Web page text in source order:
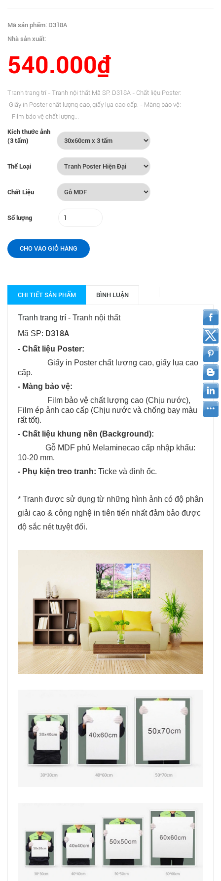
Mã sản phẩm: D318A
Nhà sản xuất:
540.000₫
Tranh trang trí - Tranh nội thất Mã SP: D318A - Chất liệu Poster:
Giấy in Poster chất lượng cao, giấy lụa cao cấp. - Màng bảo vệ:
Film bảo vệ chất lượng...
Kích thước ảnh
(3 tấm)
Thể Loại
Chất Liệu
Số lượng
CHO VÀO GIỎ HÀNG
CHI TIẾT SẢN PHẨM BÌNH LUẬN
Tranh trang trí - Tranh nội thất
Mã SP: D318A
- Chất liệu Poster:
Giấy in Poster chất lượng cao, giấy lụa cao
cấp.
- Màng bảo vệ:
Film bảo vệ chất lượng cao (Chịu nước),
Film ép ảnh cao cấp (Chịu nước và chống bay màu
rất tốt).
- Chất liệu khung nền (Background):
Gỗ MDF phủ Melaminecao cấp nhập khẩu:
10-20 mm.
- Phụ kiện treo tranh: Ticke và đinh ốc.
* Tranh được sử dụng từ những hình ảnh có độ phân
giải cao & công nghệ in tiên tiến nhất đảm bảo được
độ sắc nét tuyệt đối.